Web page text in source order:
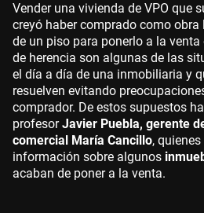
Vender una vivienda de VPO que
creyó haber comprado como
de un piso para ponerlo a la
de herencia son algunas de las
el día a día de una inmobiliaria y
resuelven evitando
comprador. De estos supuestos
profesorJavier Puebla, gerente
comercial María Cancillo,
información sobre algunos
acaban de poner a la venta.